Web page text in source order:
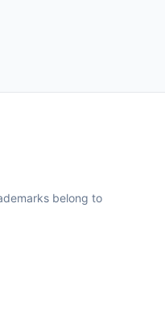
belong to